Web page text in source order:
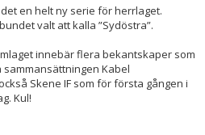
en helt ny serie för herrlaget.
valt att kalla ”Sydöstra”.
innebär flera bekantskaper som
Kabel
Skene IF som för första gången i
Kul!